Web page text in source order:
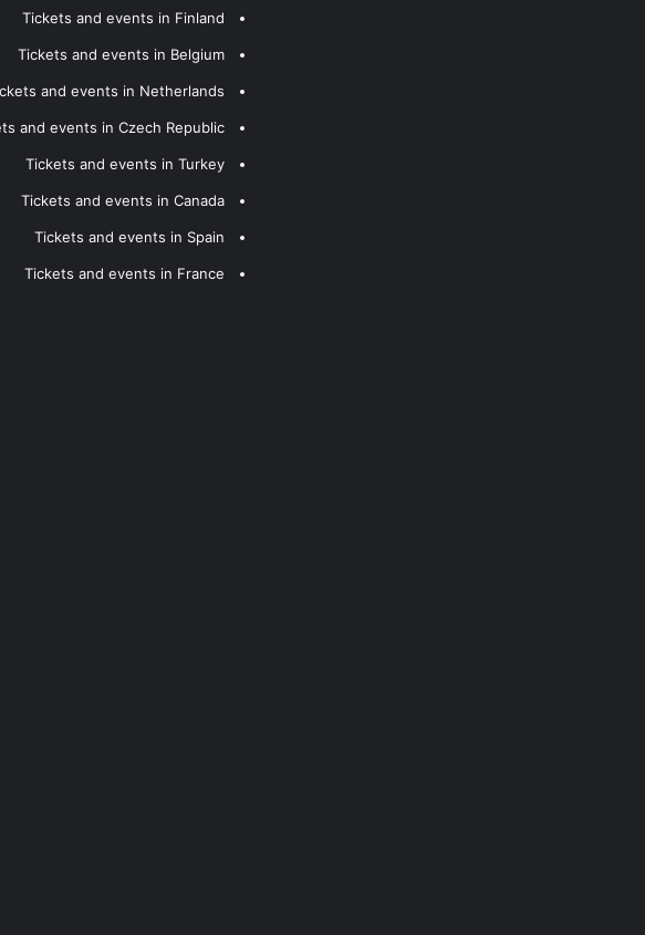
Tickets and events in Finland
Tickets and events in Belgium
and events in Netherlands
and events in Czech Republic
Tickets and events in Turkey
Tickets and events in Canada
Tickets and events in Spain
Tickets and events in France